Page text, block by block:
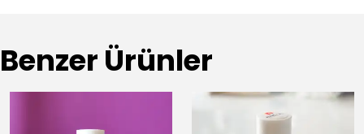
Benzer Ürünler